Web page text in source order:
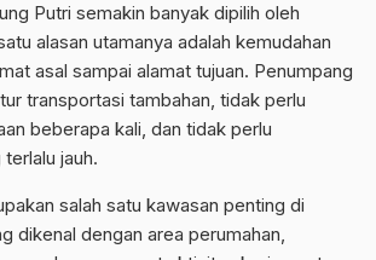
Putri semakin banyak dipilih oleh
alasan utamanya adalah kemudahan
asal sampai alamat tujuan. Penumpang
transportasi tambahan, tidak perlu
beberapa kali, dan tidak perlu
jauh.
salah satu kawasan penting di
dikenal dengan area perumahan,